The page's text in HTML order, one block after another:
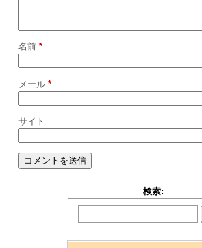
名前 *
メール *
サイト
検索: